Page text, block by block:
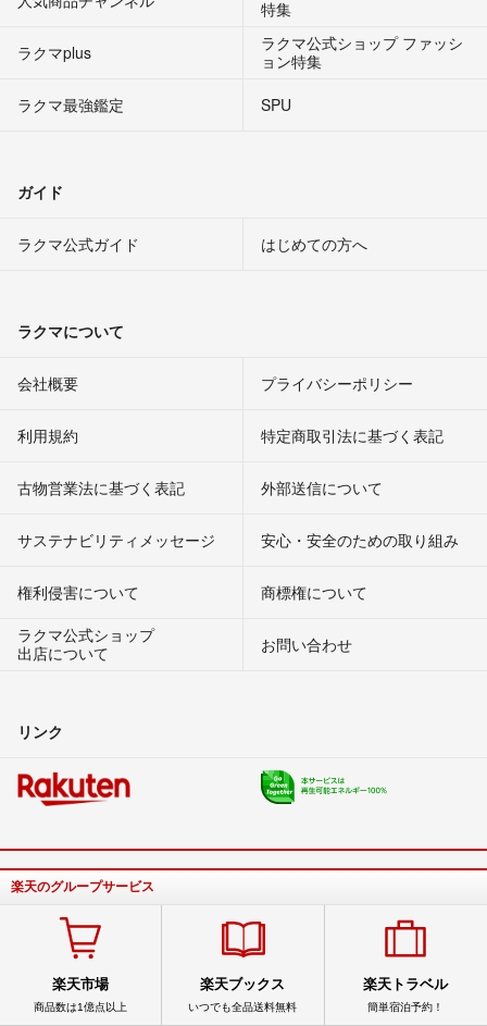
特集
ラクマplus
ラクマ公式ショップ ファッシ
ョン特集
ラクマ最強鑑定
SPU
ガイド
ラクマ公式ガイド はじめての方へ
ラクマについて
会社概要 プライバシーポリシー
利用規約 特定商取引法に基づく表記
古物営業法に基づく表記 外部送信について
サステナビリティメッセージ 安心・安全のための取り組み
権利侵害について
商標権について
ラクマ公式ショップ
出店について
お問い合わせ
リンク
楽天のグループサービス
楽天市場
商品数は1億点以上
楽天ブックス
いつでも全品送料無料
楽天トラベル
簡単宿泊予約！